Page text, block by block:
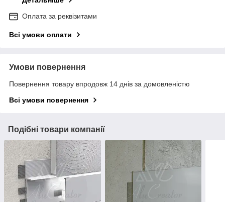
Оплата за реквізитами
Всі умови оплати
Умови повернення
Повернення товару впродовж 14 днів за домовленістю
Всі умови повернення
Подібні товари компанії